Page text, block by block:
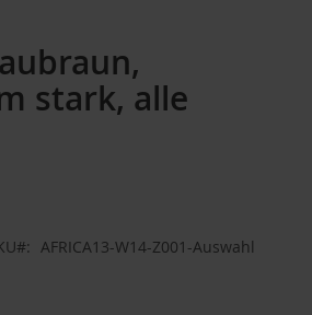
stark, alle
AFRICA13-W14-Z001-Auswahl